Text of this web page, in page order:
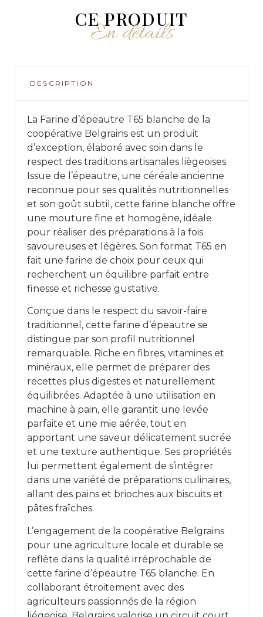
CE PRODUIT
En détails
DESCRIPTION
La Farine d’épeautre T65 blanche de la
coopérative Belgrains est un produit
d’exception, élaboré avec soin dans le
respect des traditions artisanales liègeoises.
Issue de l’épeautre, une céréale ancienne
reconnue pour ses qualités nutritionnelles
et son goût subtil, cette farine blanche offre
une mouture fine et homogène, idéale
pour réaliser des préparations à la fois
savoureuses et légères. Son format T65 en
fait une farine de choix pour ceux qui
recherchent un équilibre parfait entre
finesse et richesse gustative.
Conçue dans le respect du savoir-faire
traditionnel, cette farine d’épeautre se
distingue par son profil nutritionnel
remarquable. Riche en fibres, vitamines et
minéraux, elle permet de préparer des
recettes plus digestes et naturellement
équilibrées. Adaptée à une utilisation en
machine à pain, elle garantit une levée
parfaite et une mie aérée, tout en
apportant une saveur délicatement sucrée
et une texture authentique. Ses propriétés
lui permettent également de s’intégrer
dans une variété de préparations culinaires,
allant des pains et brioches aux biscuits et
pâtes fraîches.
L’engagement de la coopérative Belgrains
pour une agriculture locale et durable se
reflète dans la qualité irréprochable de
cette farine d’épeautre T65 blanche. En
collaborant étroitement avec des
agriculteurs passionnés de la région